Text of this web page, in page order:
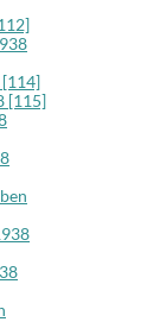
[115]